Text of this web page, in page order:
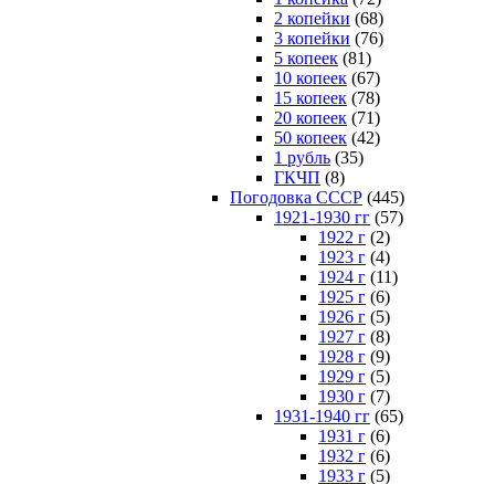
2 копейки (68)
3 копейки (76)
5 копеек (81)
10 копеек (67)
15 копеек (78)
20 копеек (71)
50 копеек (42)
1 рубль (35)
ГКЧП (8)
Погодовка СССР (445)
1921-1930 гг (57)
1922 г (2)
1923 г (4)
1924 г (11)
1925 г (6)
1926 г (5)
1927 г (8)
1928 г (9)
1929 г (5)
1930 г (7)
1931-1940 гг (65)
1931 г (6)
1932 г (6)
1933 г (5)